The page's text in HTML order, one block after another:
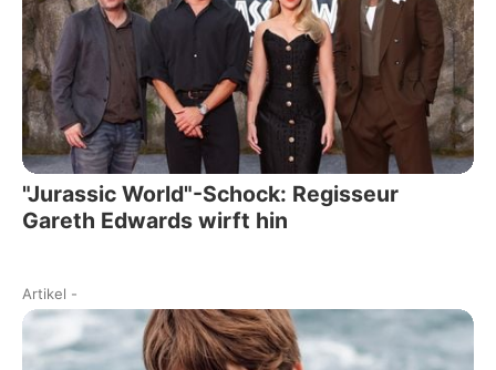
"Jurassic World"-Schock: Regisseur
Gareth Edwards wirft hin
Artikel -